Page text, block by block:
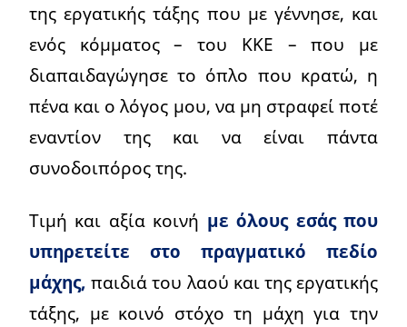
της εργατικής τάξης που με γέννησε, και
ενός κόμματος – του ΚΚΕ – που με
διαπαιδαγώγησε το όπλο που κρατώ, η
πένα και ο λόγος μου, να μη στραφεί ποτέ
εναντίον της και να είναι πάντα
συνοδοιπόρος της.
Τιμή και αξία κοινή με όλους εσάς που
υπηρετείτε στο πραγματικό πεδίο
μάχης, παιδιά του λαού και της εργατικής
τάξης, με κοινό στόχο τη μάχη για την